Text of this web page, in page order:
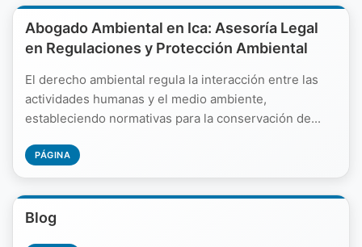
Abogado Ambiental en Ica: Asesoría Legal
en Regulaciones y Protección Ambiental
El derecho ambiental regula la interacción entre las
actividades humanas y el medio ambiente,
estableciendo normativas para la conservación de...
PÁGINA
Blog